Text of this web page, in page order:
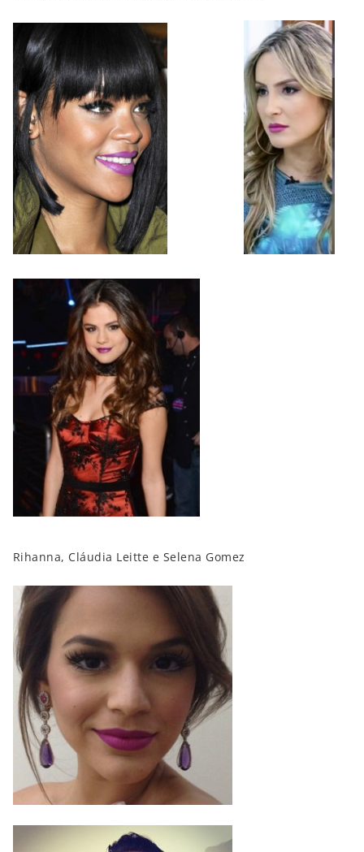
Rihanna, Cláudia Leitte e Selena Gomez